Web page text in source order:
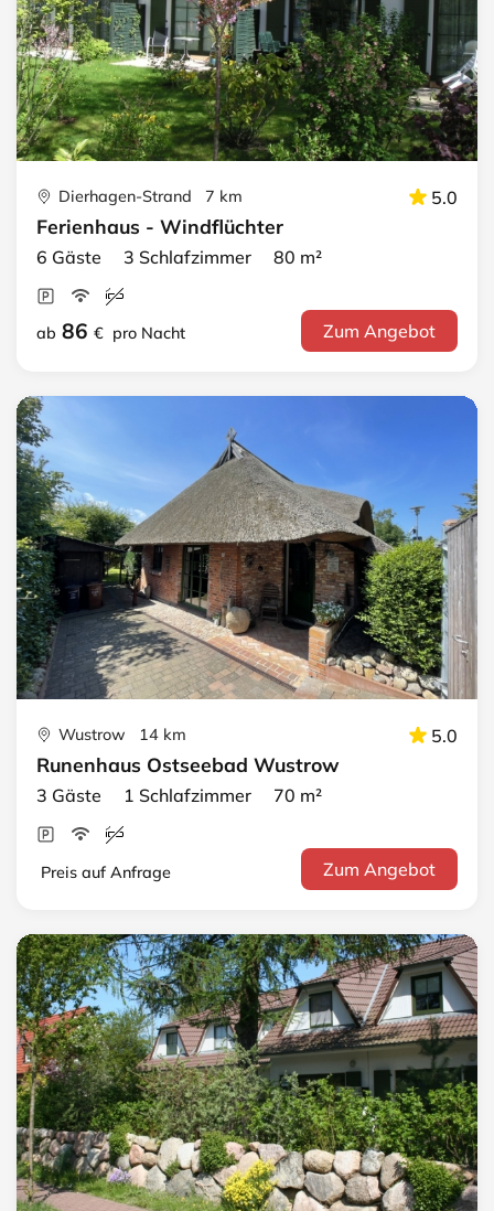
Dierhagen-Strand 7 km 5.0
Ferienhaus - Windflüchter
6 Gäste 3 Schlafzimmer 80 m²
ab 86 € pro Nacht Zum Angebot
Wustrow 14 km 5.0
Runenhaus Ostseebad Wustrow
3 Gäste 1 Schlafzimmer 70 m²
Preis auf Anfrage Zum Angebot